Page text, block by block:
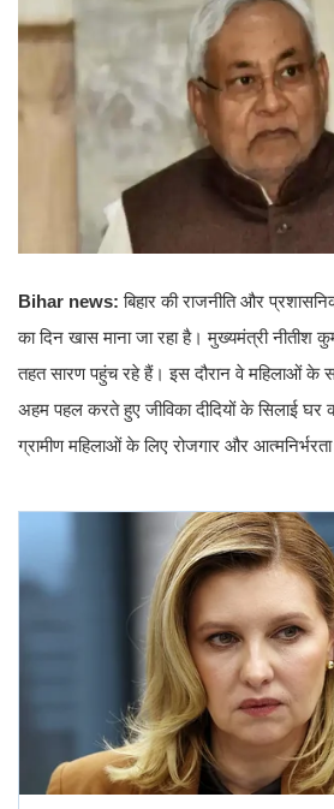
Bihar news:बिहार की राजनीति और
का दिन खास माना जा रहा है। मुख्यमंत्री नीतीश
तहत सारण पहुंच रहे हैं। इस दौरान वे महिलाओं के
अहम पहल करते हुए जीविका दीदियों के सिलाई
ग्रामीण महिलाओं के लिए रोजगार और आत्मनिर्भरता